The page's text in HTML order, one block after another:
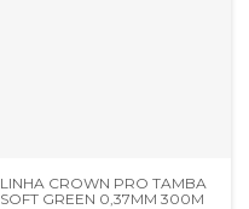
LINHA CROWN PRO TAMBA
SOFT GREEN 0,37MM 300M